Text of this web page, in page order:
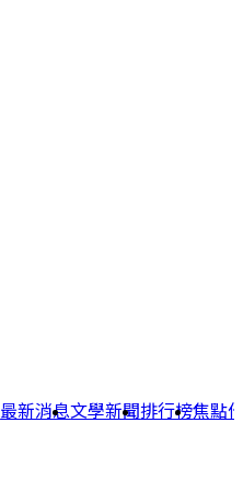
最新消息文學新聞排行榜焦點